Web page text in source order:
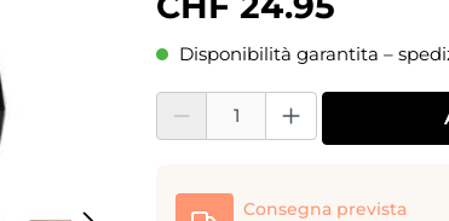
Disponibilità garantita –
Quantità del prodotto: inserisci la
Consegna prevista